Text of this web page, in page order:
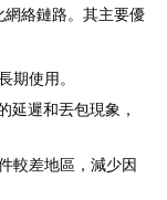
網絡鏈路。其主要優
期使用。
延遲和丟包現象，
較差地區，減少因